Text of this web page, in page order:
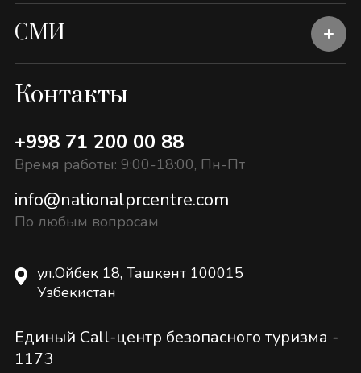
СМИ
Контакты
+998 71 200 00 88
Время работы: 9:00-18:00, Пн-Пт
info@nationalprcentre.com
По любым вопросам
ул.Ойбек 18, Ташкент 100015
Узбекистан
Единый Call-центр безопасного туризма -
1173